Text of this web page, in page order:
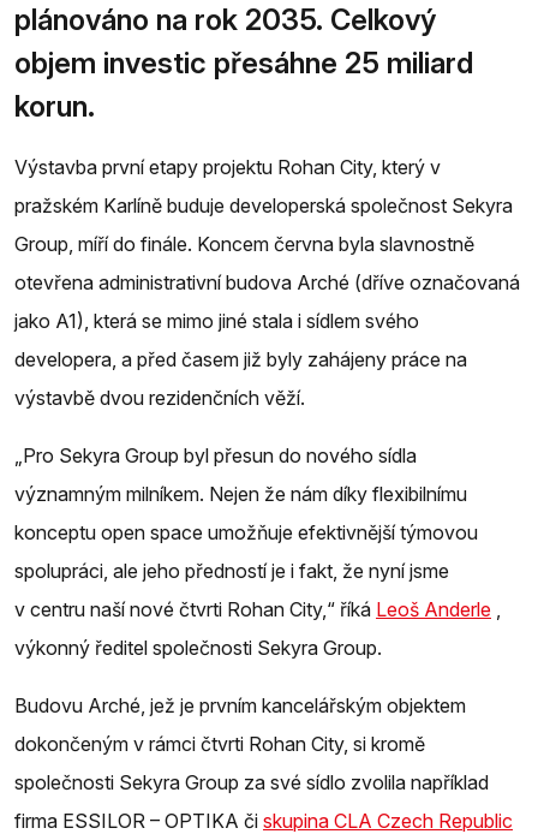
plánováno na rok 2035. Celkový
objem investic přesáhne 25 miliard
korun.
Výstavba první etapy projektu Rohan City, který v
pražském Karlíně buduje developerská společnost Sekyra
Group, míří do finále. Koncem června byla slavnostně
otevřena administrativní budova Arché (dříve označovaná
jako A1), která se mimo jiné stala i sídlem svého
developera, a před časem již byly zahájeny práce na
výstavbě dvou rezidenčních věží.
„Pro Sekyra Group byl přesun do nového sídla
významným milníkem. Nejen že nám díky flexibilnímu
konceptu open space umožňuje efektivnější týmovou
spolupráci, ale jeho předností je i fakt, že nyní jsme
v centru naší nové čtvrti Rohan City,“ říká Leoš Anderle
výkonný ředitel společnosti Sekyra Group.
Budovu Arché, jež je prvním kancelářským objektem
dokončeným v rámci čtvrti Rohan City, si kromě
společnosti Sekyra Group za své sídlo zvolila například
firma ESSILOR – OPTIKA či skupina CLA Czech Republic